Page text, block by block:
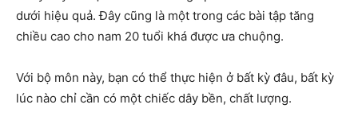
dưới hiệu quả. Đây cũng là một trong các bài tập tăng
chiều cao cho nam 20 tuổi khá được ưa chuộng.
Với bộ môn này, bạn có thể thực hiện ở bất kỳ đâu, bất kỳ
lúc nào chỉ cần có một chiếc dây bền, chất lượng.